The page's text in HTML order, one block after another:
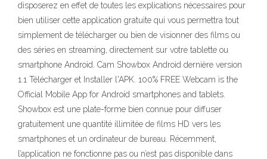
disposerez en effet de toutes les explications nécessaires pour
bien utiliser cette application gratuite qui vous permettra tout
simplement de télécharger ou bien de visionner des films ou
des séries en streaming, directement sur votre tablette ou
smartphone Android. Cam Showbox Android dernière version
1.1 Télécharger et Installer l'APK. 100% FREE Webcam is the
Official Mobile App for Android smartphones and tablets.
Showbox est une plate-forme bien connue pour diffuser
gratuitement une quantité illimitée de films HD vers les
smartphones et un ordinateur de bureau. Récemment,
l’application ne fonctionne pas ou n’est pas disponible dans